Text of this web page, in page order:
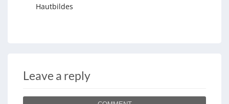
Hautbildes
Leave a reply